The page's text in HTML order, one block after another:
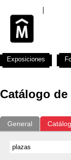
Catálogo
General
Exposiciones